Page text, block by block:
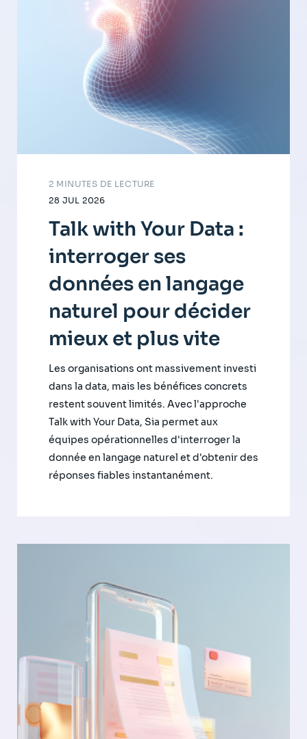
28 JUL 2026
2 MINUTES DE LECTURE
Talk with Your Data :
interroger ses
données en langage
naturel pour décider
mieux et plus vite
Les organisations ont massivement investi
dans la data, mais les bénéfices concrets
restent souvent limités. Avec l'approche
Talk with Your Data, Sia permet aux
équipes opérationnelles d'interroger la
donnée en langage naturel et d'obtenir des
réponses fiables instantanément.